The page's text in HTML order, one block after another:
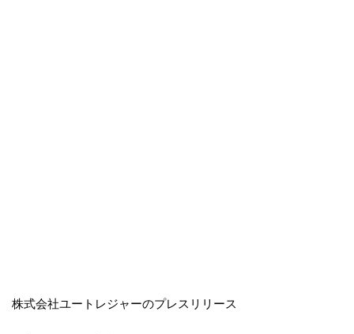
株式会社ユートレジャーのプレスリリース